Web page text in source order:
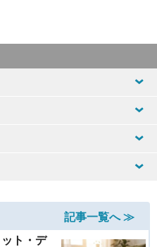
記事一覧へ ≫
ト・デ